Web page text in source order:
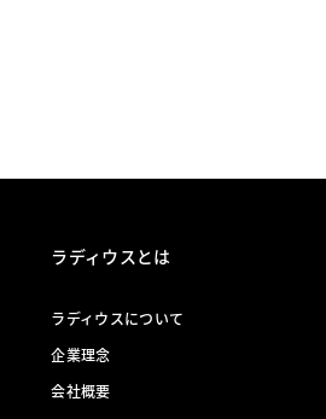
ラディウスとは
ラディウスについて
企業理念
会社概要